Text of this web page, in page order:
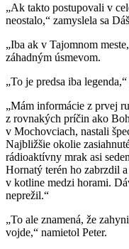
„Ak takto postupovali v
neostalo,“ zamyslela sa
„Iba ak v Tajomnom
záhadným úsmevom.
„To je predsa iba
„Mám informácie z prvej
z rovnakých príčin ako
v Mochovciach, nastali
Najbližšie okolie
rádioaktívny mrak asi
Hornatý terén ho zabrzdil
v kotline medzi horami.
neprežil.“
„To ale znamená, že
vojde,“ namietol Peter.